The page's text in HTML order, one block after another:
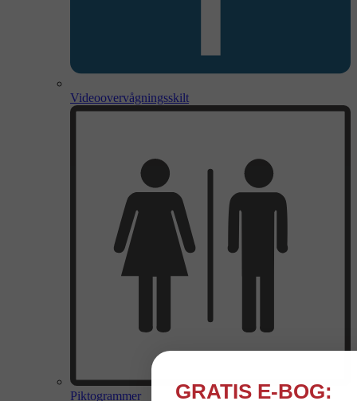
Videoovervågningsskilt
Piktogrammer GRATIS E-BOG: